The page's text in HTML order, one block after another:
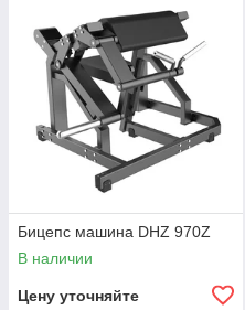
Бицепс машина DHZ 970Z
В наличии
Цену уточняйте